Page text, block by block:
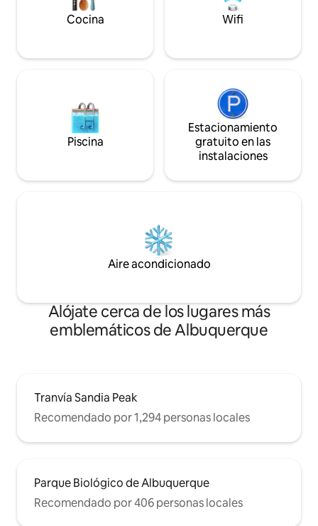
plegable que se convierte en una cama
individual. ¡Ven a descubrir tu nuevo
antiguo, parque
Posibilidad de
Cocina Wifi
Piscina
Estacionamiento
gratuito en las
instalaciones
Aire acondicionado
Alójate cerca de los lugares más
emblemáticos de Albuquerque
Tranvía Sandia Peak
Recomendado por 1,294 personas locales
Parque Biológico de Albuquerque
Recomendado por 406 personas locales